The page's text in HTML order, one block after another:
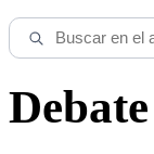
Debate